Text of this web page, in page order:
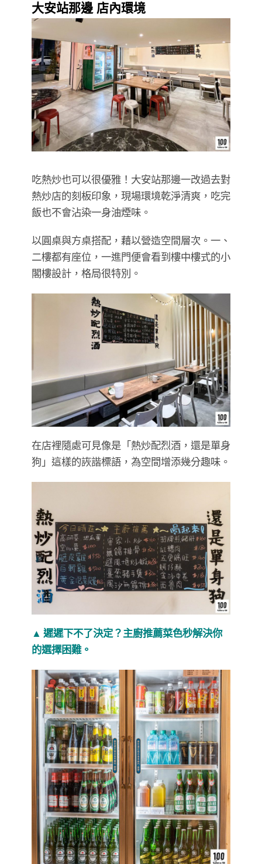
大安站那邊 店內環境
吃熱炒也可以很優雅！大安站那邊一改過去對
熱炒店的刻板印象，現場環境乾淨清爽，吃完
飯也不會沾染一身油煙味。
以圓桌與方桌搭配，藉以營造空間層次。一、
二樓都有座位，一進門便會看到樓中樓式的小
閣樓設計，格局很特別。
在店裡隨處可見像是「熱炒配烈酒，還是單身
狗」這樣的詼諧標語，為空間增添幾分趣味。
▲ 遲遲下不了決定？主廚推薦菜色秒解決你
的選擇困難。